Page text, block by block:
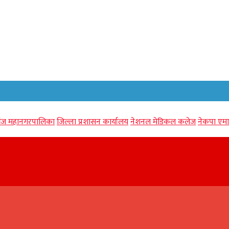
महानगरपालिकाजिल्ला प्रशासन कार्यालयनेशनल मेडिकल कलेजनेकपा